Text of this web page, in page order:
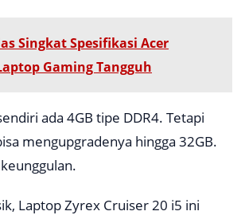
Singkat Spesifikasi Acer
Gaming Tangguh
ada 4GB tipe DDR4. Tetapi
mengupgradenya hingga 32GB.
Laptop Zyrex Cruiser 20 i5 ini